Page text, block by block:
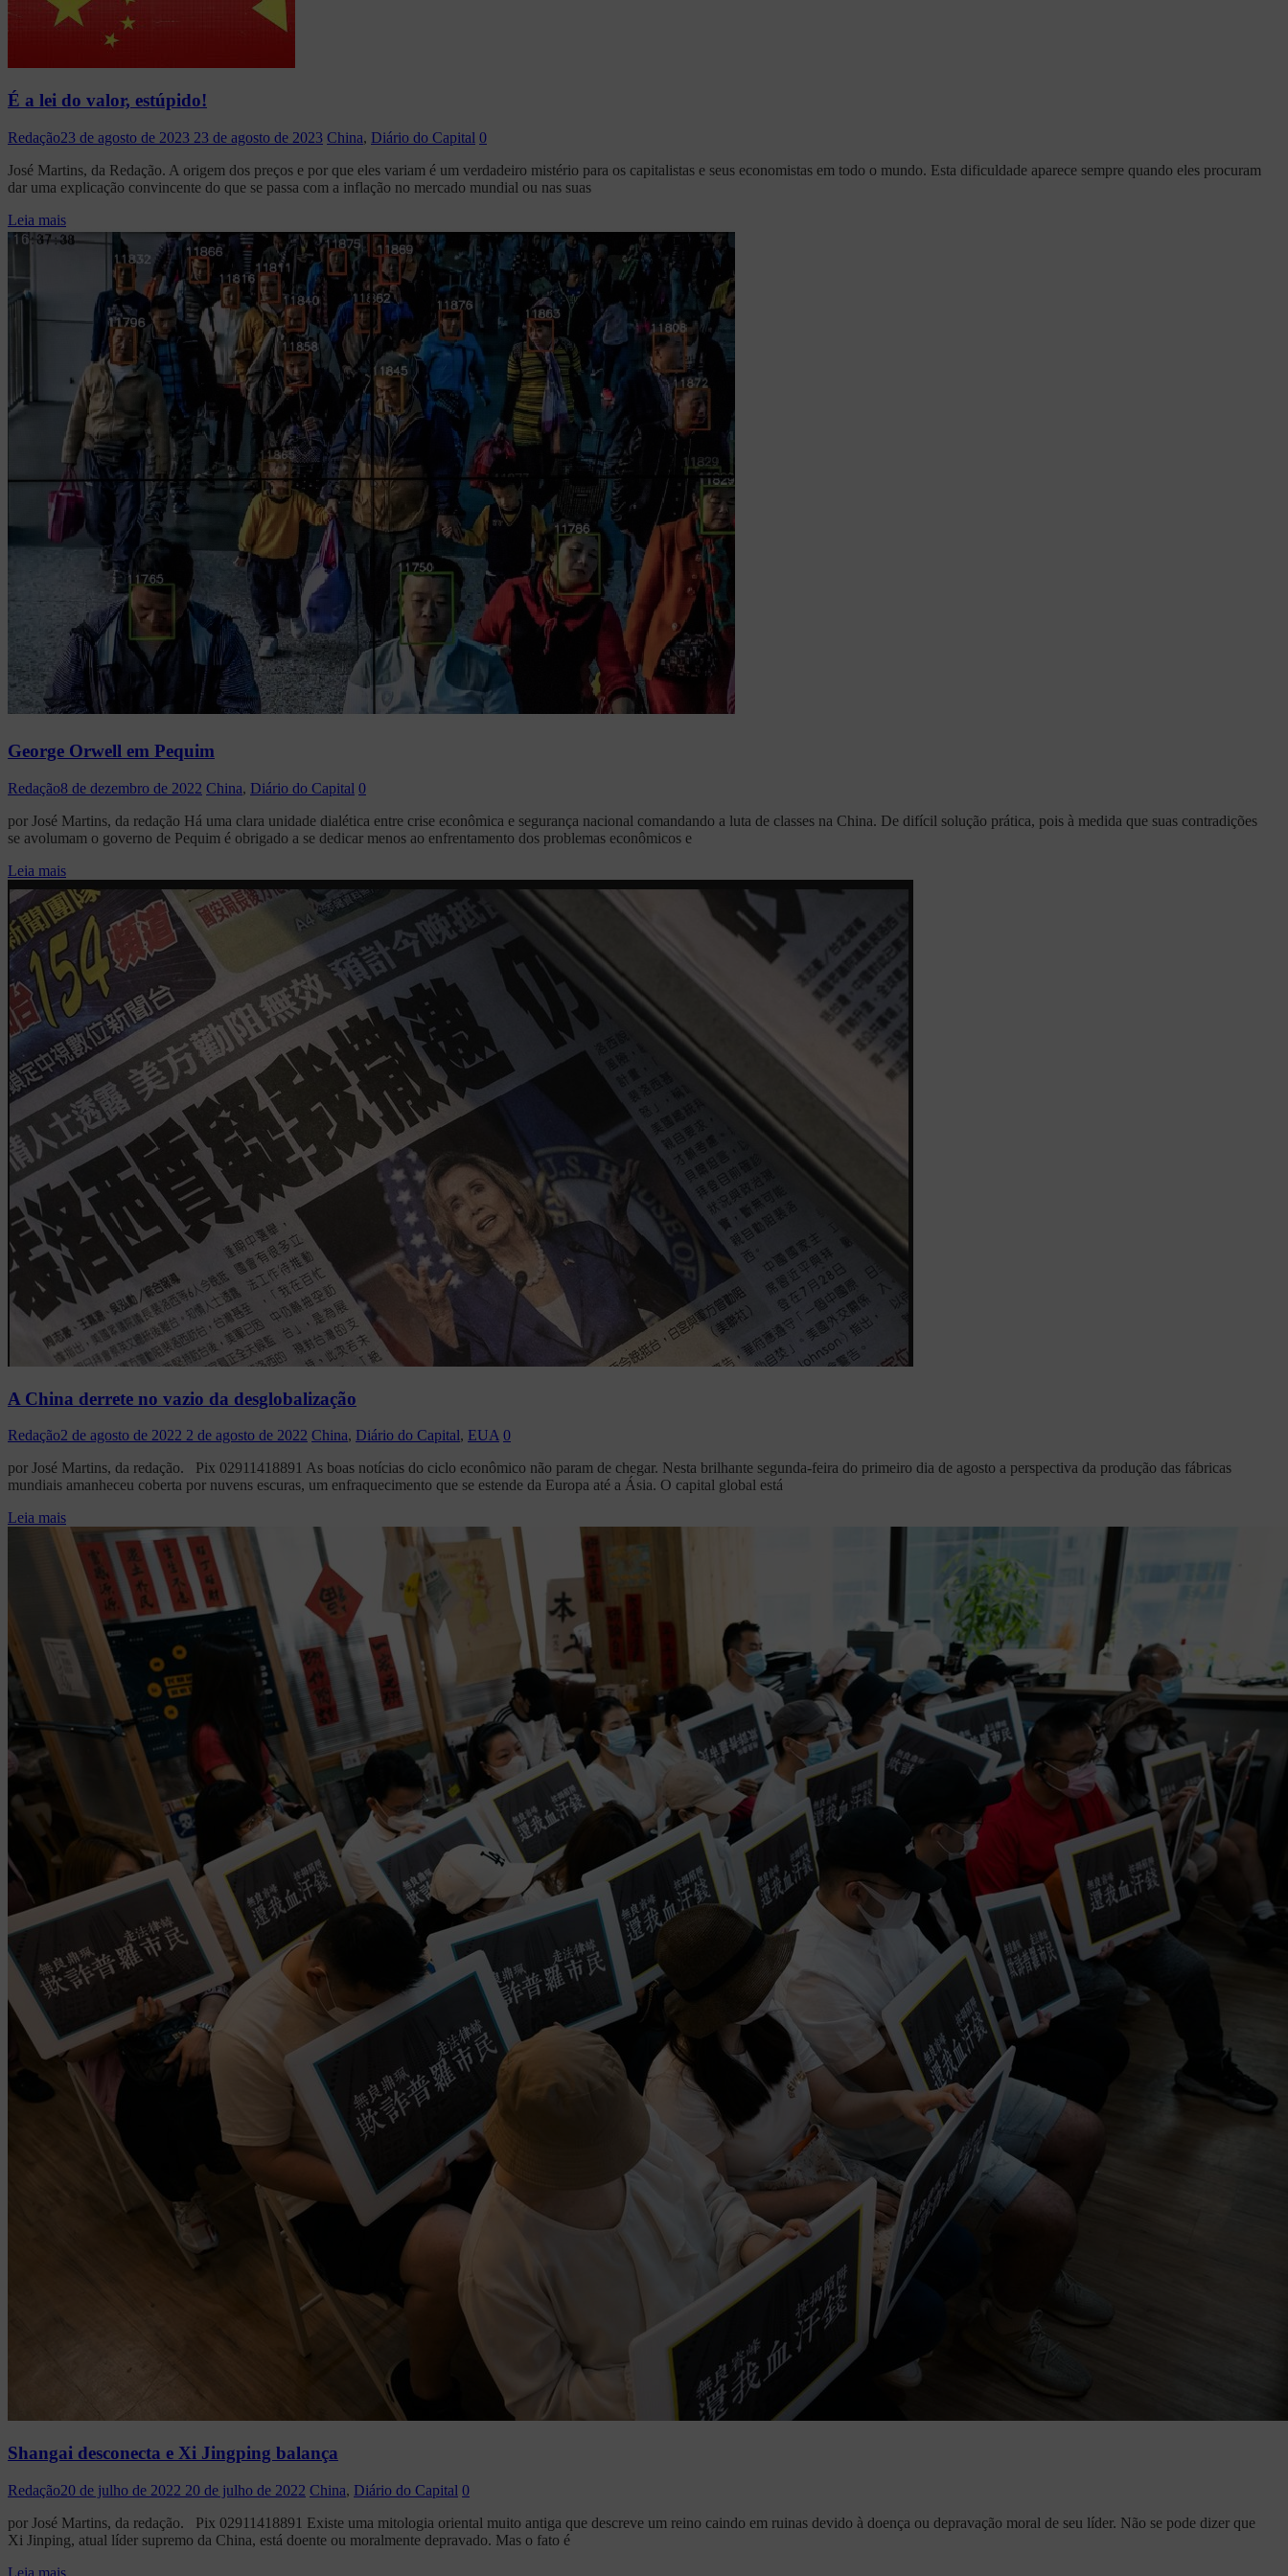
É a lei do valor, estúpido!
Redação23 de agosto de 2023 23 de agosto de 2023 China, Diário do Capital 0
José Martins, da Redação. A origem dos preços e por que eles variam é um verdadeiro mistério para os capitalistas e seus economistas em todo o mundo. Esta dificuldade aparece sempre quando eles procuram
dar uma explicação convincente do que se passa com a inflação no mercado mundial ou nas suas
Leia mais
George Orwell em Pequim
Redação8 de dezembro de 2022 China, Diário do Capital 0
por José Martins, da redação Há uma clara unidade dialética entre crise econômica e segurança nacional comandando a luta de classes na China. De difícil solução prática, pois à medida que suas contradições
se avolumam o governo de Pequim é obrigado a se dedicar menos ao enfrentamento dos problemas econômicos e
Leia mais
A China derrete no vazio da desglobalização
Redação2 de agosto de 2022 2 de agosto de 2022 China, Diário do Capital, EUA 0
por José Martins, da redação. Pix 02911418891 As boas notícias do ciclo econômico não param de chegar. Nesta brilhante segunda-feira do primeiro dia de agosto a perspectiva da produção das fábricas
mundiais amanheceu coberta por nuvens escuras, um enfraquecimento que se estende da Europa até a Ásia. O capital global está
Leia mais
Shangai desconecta e Xi Jingping balança
Redação20 de julho de 2022 20 de julho de 2022 China, Diário do Capital 0
por José Martins, da redação. Pix 02911418891 Existe uma mitologia oriental muito antiga que descreve um reino caindo em ruinas devido à doença ou depravação moral de seu líder. Não se pode dizer que
Xi Jinping, atual líder supremo da China, está doente ou moralmente depravado. Mas o fato é
Leia mais